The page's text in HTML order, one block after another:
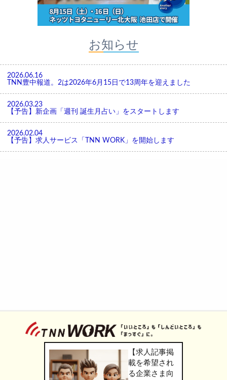
お知らせ
2026.06.16
TNN豊中報道。2は2026年6月15日で13周年を迎えました
2026.03.23
【予告】新企画「週刊 誕生月占い」をスタートします
2026.02.04
【予告】求人サービス「TNN WORK」を開始します
【求人記事掲
載を希望され
る企業さま向